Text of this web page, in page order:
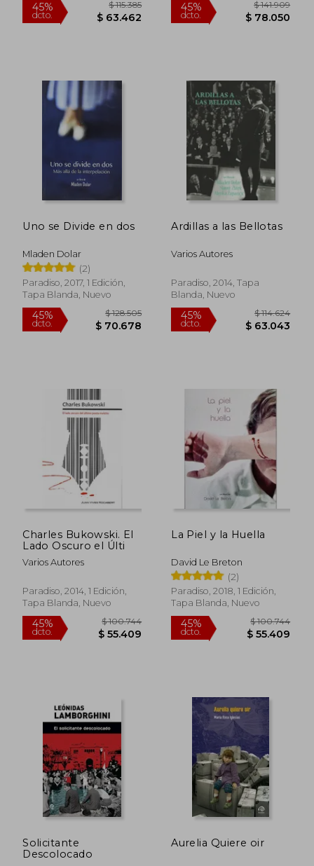
dcto. $ 63.462
45%
dcto. $
Uno se Divide en dos
Mladen Dolar
(2)
Paradiso, 2017, 1 Edición,
Tapa Blanda, Nuevo
45%
dcto.
$ 128.505
$ 70.678
Ardillas a las Bellotas
Varios Autores
Paradiso, 2014, Tapa
Blanda, Nuevo
45%
dcto.
Charles Bukowski. El
Lado Oscuro el Últi
Varios Autores
Paradiso, 2014, 1 Edición,
Tapa Blanda, Nuevo
La Piel y la Huella
David Le Breton
(2)
Paradiso, 2018, 1 Edición,
Tapa Blanda, Nuevo
Solicitante
Descolocado
Aurelia Quiere oir